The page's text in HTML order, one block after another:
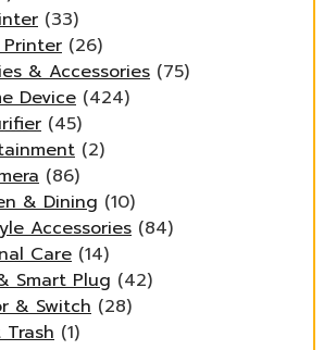
(33)
(26)
& Accessories (75)
Device (424)
(45)
(2)
(86)
& Dining (10)
Accessories (84)
Care (14)
Smart Plug (42)
& Switch (28)
Trash (1)